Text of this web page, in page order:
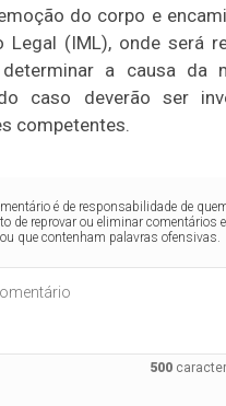
do corpo e
Legal (IML), onde será
determinar a causa da
caso deverão ser
competentes.
é de responsabilidade de
de reprovar ou eliminar comentários
que contenham palavras ofensivas.
500